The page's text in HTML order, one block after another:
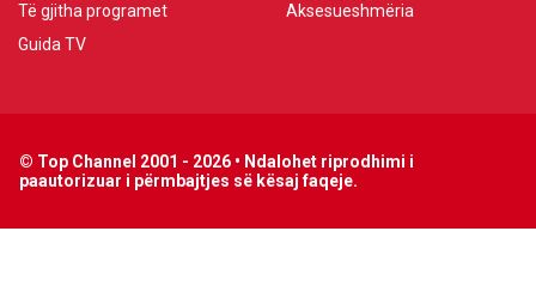
Të gjitha programet
Guida TV
Aksesueshmëria
© Top Channel 2001 - 2026 • Ndalohet riprodhimi i
paautorizuar i përmbajtjes së kësaj faqeje.